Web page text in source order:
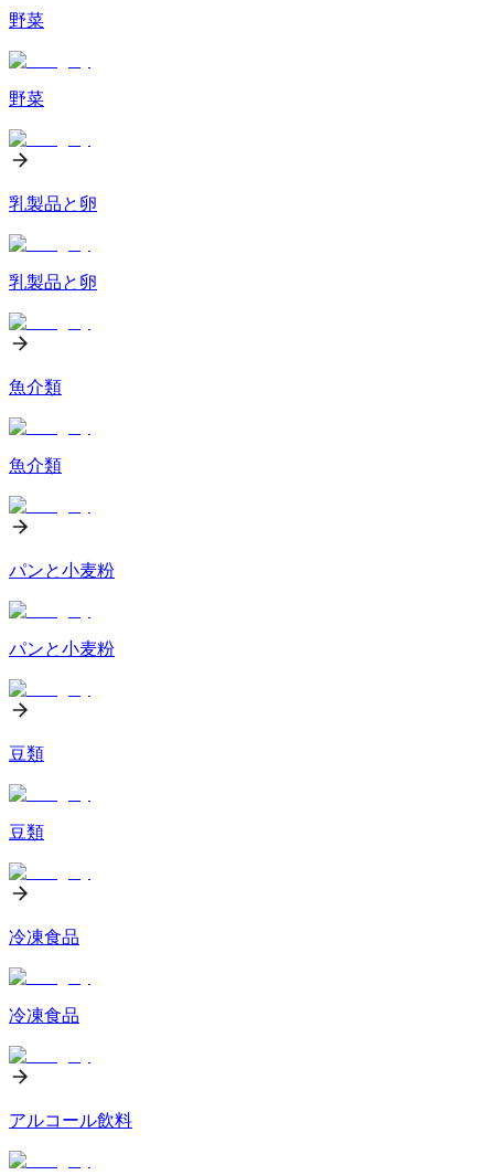
野菜
野菜
乳製品と卵
乳製品と卵
魚介類
魚介類
パンと小麦粉
パンと小麦粉
豆類
豆類
冷凍食品
冷凍食品
アルコール飲料